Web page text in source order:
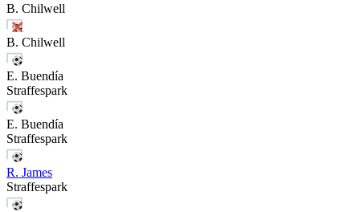
B. Chilwell
B. Chilwell
E. Buendía
Straffespark
E. Buendía
Straffespark
R. James
Straffespark